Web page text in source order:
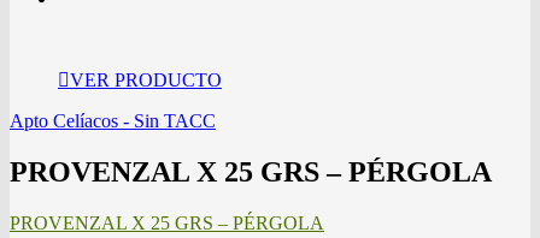
VER PRODUCTO
Apto Celíacos - Sin TACC
PROVENZAL X 25 GRS – PÉRGOLA
PROVENZAL X 25 GRS – PÉRGOLA